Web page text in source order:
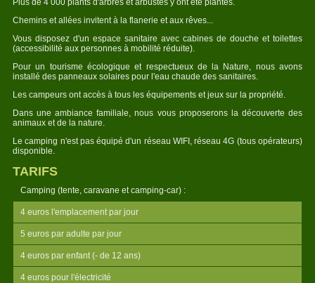
Plus de 4 000 plants d'arbres et arbustes y ont été plantés.
Chemins et allées invitent à la flanerie et aux rêves...
Vous disposez d'un espace sanitaire avec cabines de douche et toilettes
(accessibilité aux personnes à mobilité réduite).
Pour un tourisme écologique et respectueux de la Nature, nous avons
installé des panneaux solaires pour l'eau chaude des sanitaires.
Les campeurs ont accès à tous les équipements et jeux sur la propriété.
Dans une ambiance familiale, nous vous proposerons la découverte des
animaux et de la nature.
Le camping n'est pas équipé d'un réseau WIFI, réseau 4G (tous opérateurs)
disponible.
TARIFS
Camping (tente, caravane et camping-car) :
4 euros l'emplacement par jour
5 euros par adulte par jour
4 euros par enfant (- de 12 ans)
4 euros pour l'électricité